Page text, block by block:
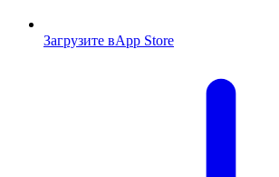
Загрузите вApp Store